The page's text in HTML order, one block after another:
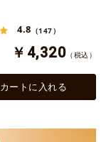
4.8 （147）
￥4,320 （税込）
カートに入れる